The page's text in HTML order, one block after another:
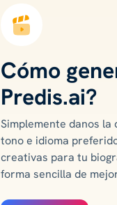
Cómo
Predis.ai?
Simplemente danos
tono e idioma
creativas para tu
forma sencilla de